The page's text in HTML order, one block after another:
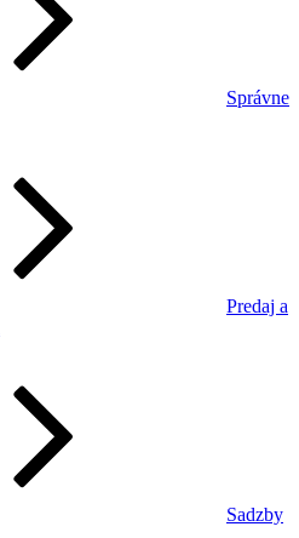
Správne
Predaj a
Sadzby